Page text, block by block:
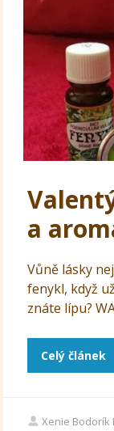
a
Vůně lásky
fenykl, když
znáte lípu?
Celý článek
Xenie Bodorík